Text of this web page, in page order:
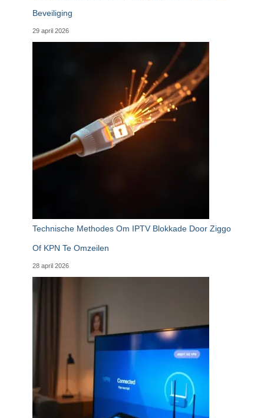
Beveiliging
29 april 2026
Technische Methodes Om IPTV Blokkade Door Ziggo
Of KPN Te Omzeilen
28 april 2026